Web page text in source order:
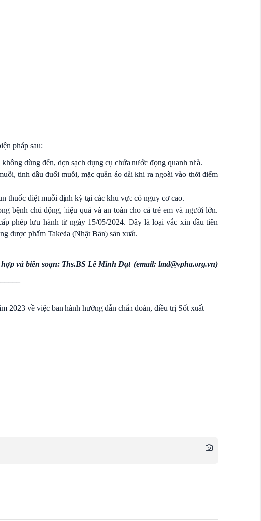
pháp sau:
dùng đến, dọn sạch dụng cụ chứa nước đọng quanh nhà.
tinh dầu đuổi muỗi, mặc quần áo dài khi ra ngoài vào thời điểm
thuốc diệt muỗi định kỳ tại các khu vực có nguy cơ cao.
bệnh chủ động, hiệu quả và an toàn cho cả trẻ em và người lớn.
phép lưu hành từ ngày 15/05/2024. Đây là loại vắc xin đầu tiên
dược phẩm Takeda (Nhật Bản) sản xuất.
hợp và biên soạn: Ths.BS Lê Minh Đạt (email: lmd@vpha.org.vn)
2023 về việc ban hành hướng dẫn chẩn đoán, điều trị Sốt xuất